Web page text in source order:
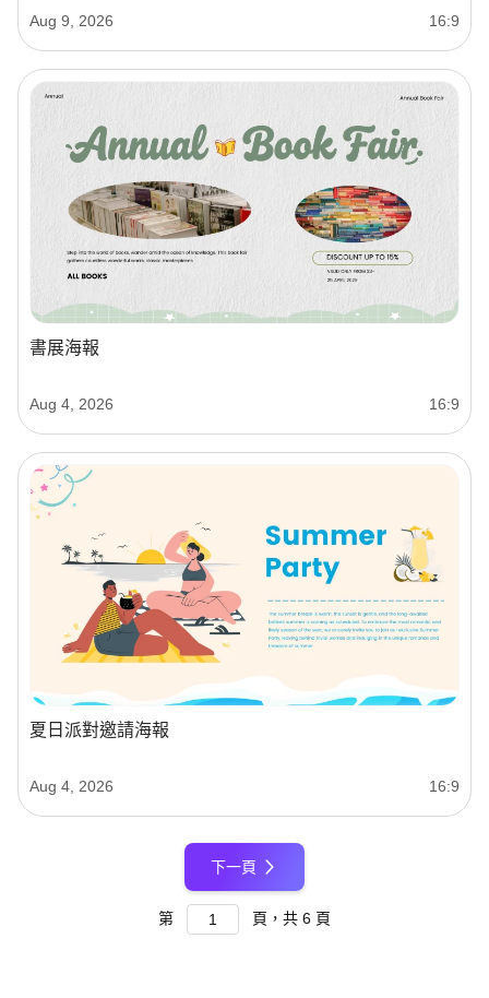
Aug 9, 2026 16:9
書展海報
Aug 4, 2026 16:9
夏日派對邀請海報
Aug 4, 2026 16:9
下一頁
第 頁，共 6 頁